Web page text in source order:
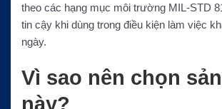
theo các hạng mục môi trường MIL-STD
tin cậy khi dùng trong điều kiện làm việc
ngày.
Vì sao nên chọn
này?